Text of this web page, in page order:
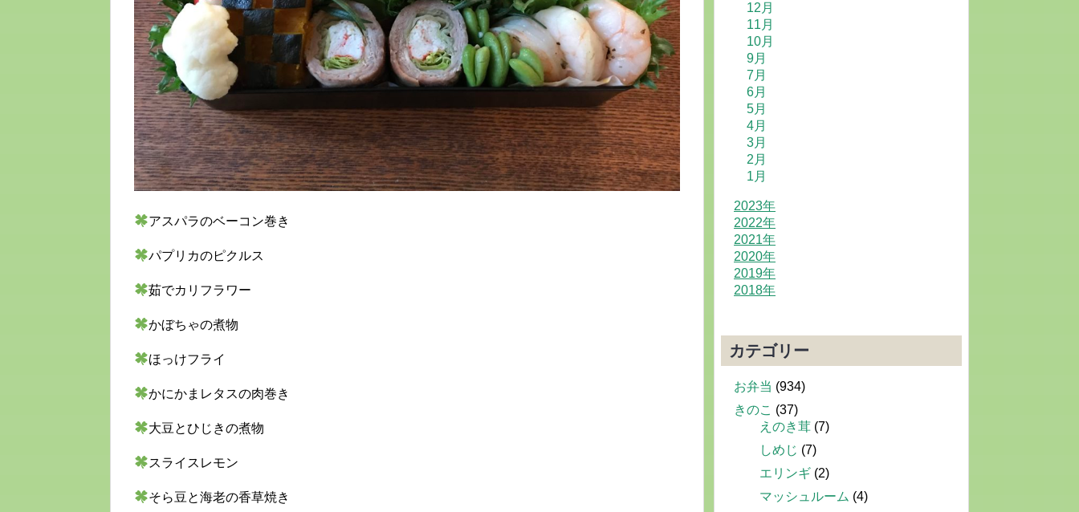
アスパラのベーコン巻き
パプリカのピクルス
茹でカリフラワー
かぼちゃの煮物
ほっけフライ
かにかまレタスの肉巻き
大豆とひじきの煮物
スライスレモン
そら豆と海老の香草焼き
12月
11月
10月
9月
7月
6月
5月
4月
3月
2月
1月
2023年
2022年
2021年
2020年
2019年
2018年
カテゴリー
お弁当 (934)
きのこ (37)
えのき茸 (7)
しめじ (7)
エリンギ (2)
マッシュルーム (4)